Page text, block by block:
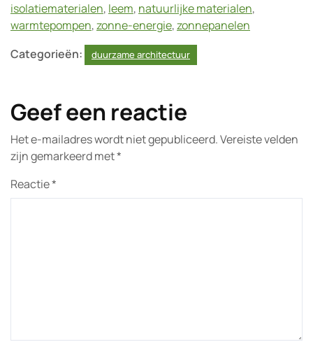
isolatiematerialen, leem, natuurlijke materialen,
warmtepompen,zonne-energie,zonnepanelen
Categorieën:
duurzame architectuur
Geef een reactie
Het e-mailadres wordt niet gepubliceerd.Vereiste velden
zijn gemarkeerd met*
Reactie*